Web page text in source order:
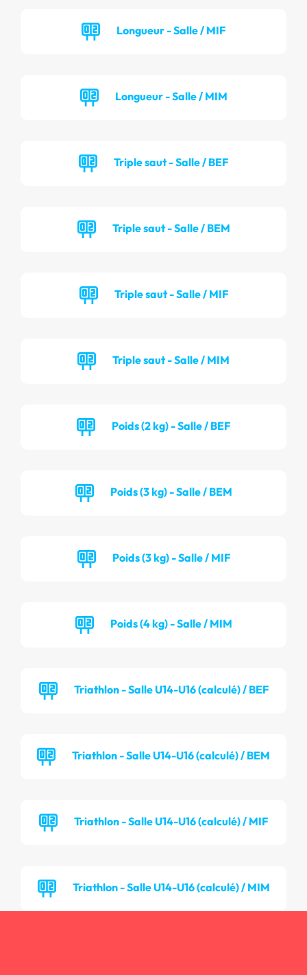
Longueur - Salle / MIF
Longueur - Salle / MIM
Triple saut - Salle / BEF
Triple saut - Salle / BEM
Triple saut - Salle / MIF
Triple saut - Salle / MIM
Poids (2 kg) - Salle / BEF
Poids (3 kg) - Salle / BEM
Poids (3 kg) - Salle / MIF
Poids (4 kg) - Salle / MIM
Triathlon - Salle U14-U16 (calculé) / BEF
Triathlon - Salle U14-U16 (calculé) / BEM
Triathlon - Salle U14-U16 (calculé) / MIF
Triathlon - Salle U14-U16 (calculé) / MIM